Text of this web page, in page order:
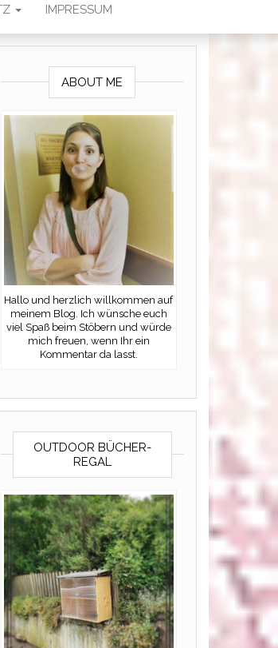
IMPRESSUM
ABOUT ME
Hallo und herzlich willkommen auf
meinem Blog. Ich wünsche euch
viel Spaß beim Stöbern und würde
mich freuen, wenn Ihr ein
Kommentar da lasst.
OUTDOOR BÜCHER-
REGAL